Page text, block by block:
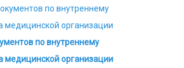
по внутреннему
медицинской организации